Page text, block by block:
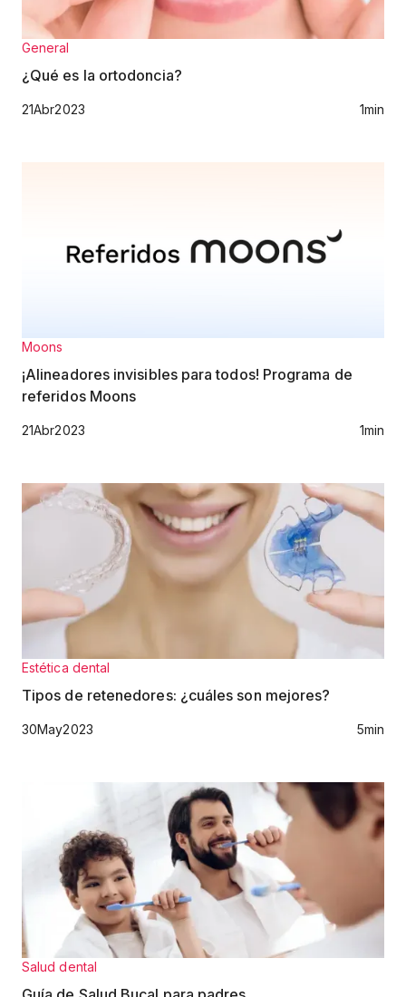
General
¿Qué es la ortodoncia?
21Abr2023 1min
Moons
¡Alineadores invisibles para todos! Programa de
referidos Moons
21Abr2023 1min
Estética dental
Tipos de retenedores: ¿cuáles son mejores?
30May2023 5min
Salud dental